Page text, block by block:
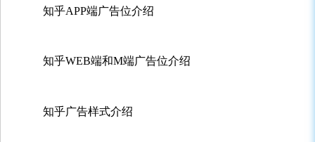
知乎APP端广告位介绍
知乎WEB端和M端广告位介绍
知乎广告样式介绍